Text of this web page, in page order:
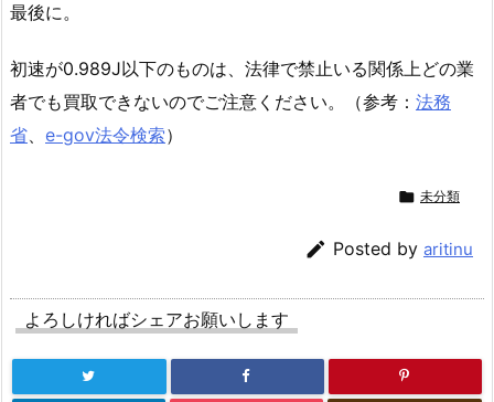
最後に。
初速が0.989J以下のものは、法律で禁止いる関係上どの業
者でも買取できないのでご注意ください。（参考： 法務
省、 e-gov法令検索）
 未分類
 Posted by aritinu
よろしければシェアお願いします